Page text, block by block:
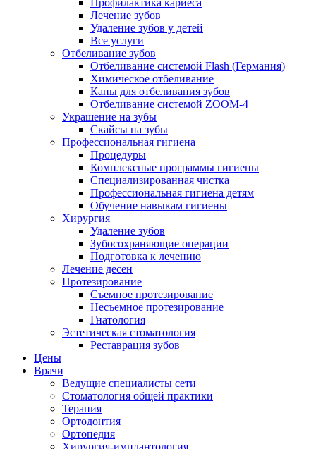
Профилактика кариеса
Лечение зубов
Удаление зубов у детей
Все услуги
Отбеливание зубов
Отбеливание системой Flash (Германия)
Химическое отбеливание
Капы для отбеливания зубов
Отбеливание системой ZOOM-4
Украшение на зубы
Скайсы на зубы
Профессиональная гигиена
Процедуры
Комплексные программы гигиены
Специализированная чистка
Профессиональная гигиена детям
Обучение навыкам гигиены
Хирургия
Удаление зубов
Зубосохраняющие операции
Подготовка к лечению
Лечение десен
Протезирование
Съемное протезирование
Несъемное протезирование
Гнатология
Эстетическая стоматология
Реставрация зубов
Цены
Врачи
Ведущие специалисты сети
Стоматология общей практики
Терапия
Ортодонтия
Ортопедия
Хирургия-имплантология